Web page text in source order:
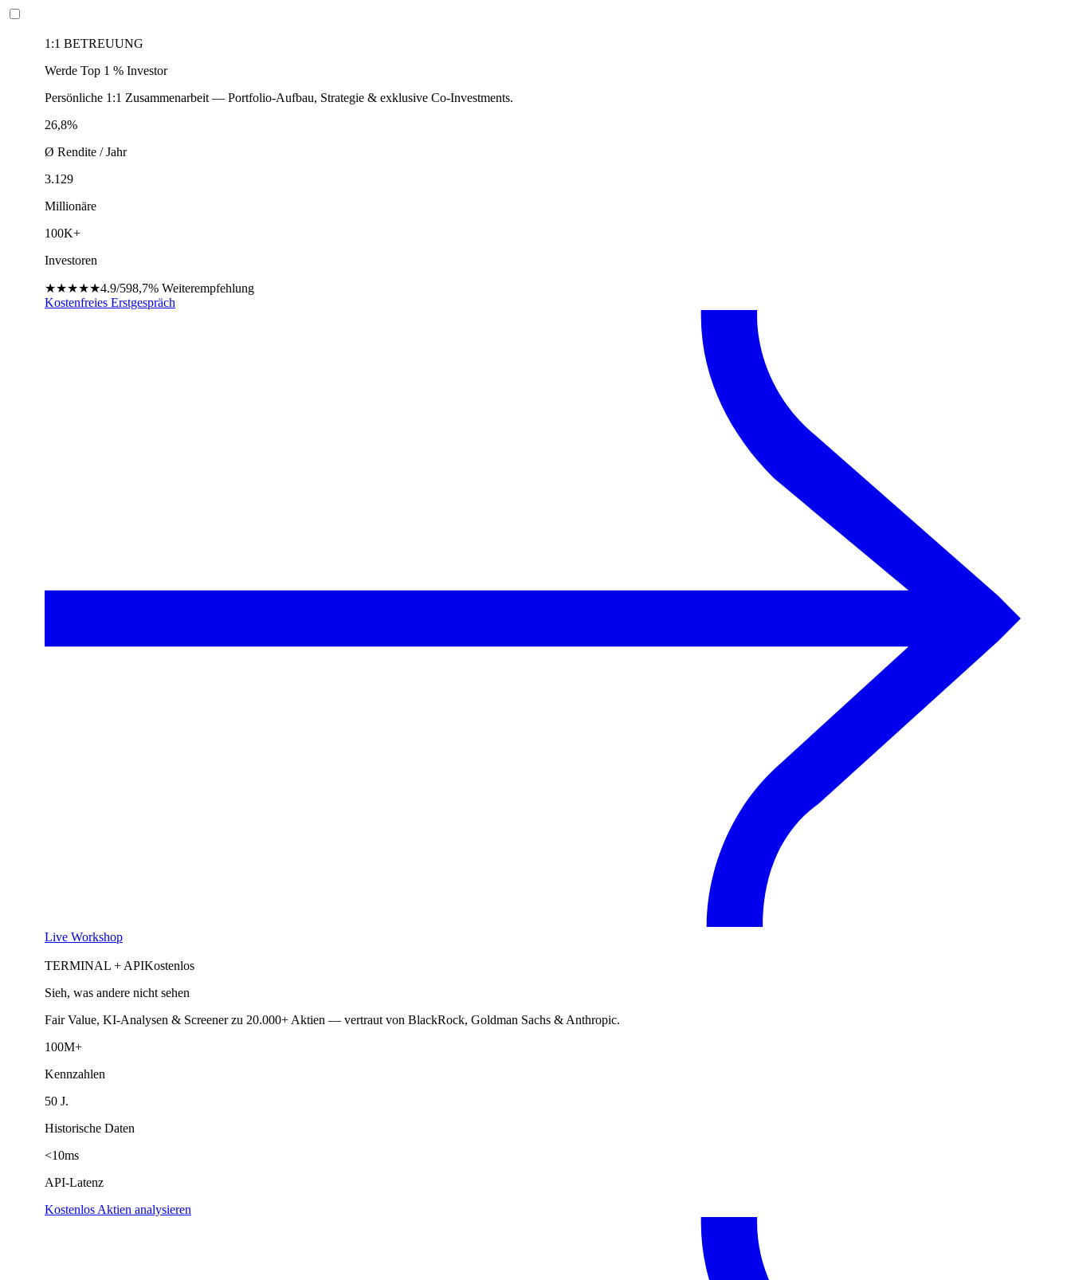
1:1 BETREUUNG
Werde Top 1 % Investor
Persönliche 1:1 Zusammenarbeit — Portfolio-Aufbau, Strategie & exklusive Co-Investments.
26,8%
Ø Rendite / Jahr
3.129
Millionäre
100K+
Investoren
★★★★★4.9/598,7% Weiterempfehlung
Kostenfreies Erstgespräch
Live Workshop
TERMINAL + APIKostenlos
Sieh, was andere nicht sehen
Fair Value, KI-Analysen & Screener zu 20.000+ Aktien — vertraut von BlackRock, Goldman Sachs & Anthropic.
100M+
Kennzahlen
50 J.
Historische Daten
<10ms
API-Latenz
Kostenlos Aktien analysieren